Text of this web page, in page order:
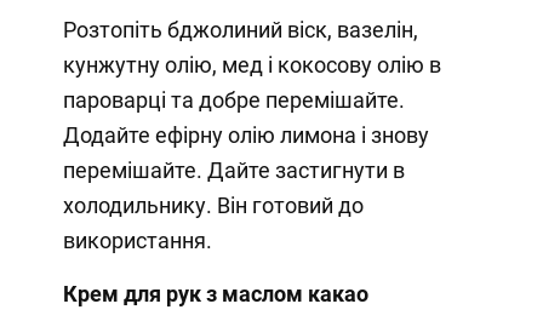
Розтопіть бджолиний віск, вазелін,
кунжутну олію, мед і кокосову олію в
пароварці та добре перемішайте.
Додайте ефірну олію лимона і знову
перемішайте. Дайте застигнути в
холодильнику. Він готовий до
використання.
Крем для рук з маслом какао